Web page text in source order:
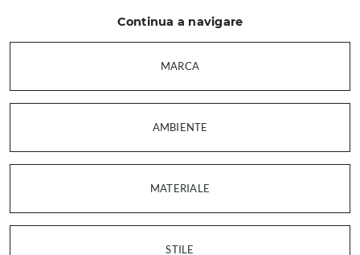
Continua a navigare
MARCA
AMBIENTE
MATERIALE
STILE